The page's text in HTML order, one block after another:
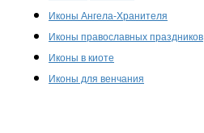
Иконы Ангела-Хранителя
Иконы православных праздников
Иконы в киоте
Иконы для венчания